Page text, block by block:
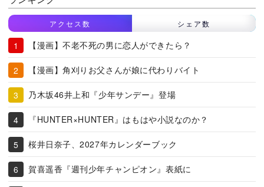
アクセス数 シェア数
【漫画】不老不死の男に恋人ができたら？
【漫画】角刈りお父さんが娘に代わりバイト
乃木坂46井上和『少年サンデー』登場
『HUNTER×HUNTER』はもはや小説なのか？
桜井日奈子、2027年カレンダーブック
賀喜遥香『週刊少年チャンピオン』表紙に